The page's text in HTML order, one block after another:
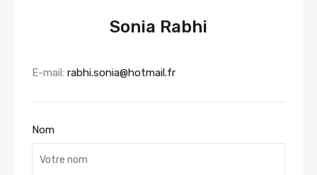
Sonia Rabhi
E-mail: rabhi.sonia@hotmail.fr
Nom